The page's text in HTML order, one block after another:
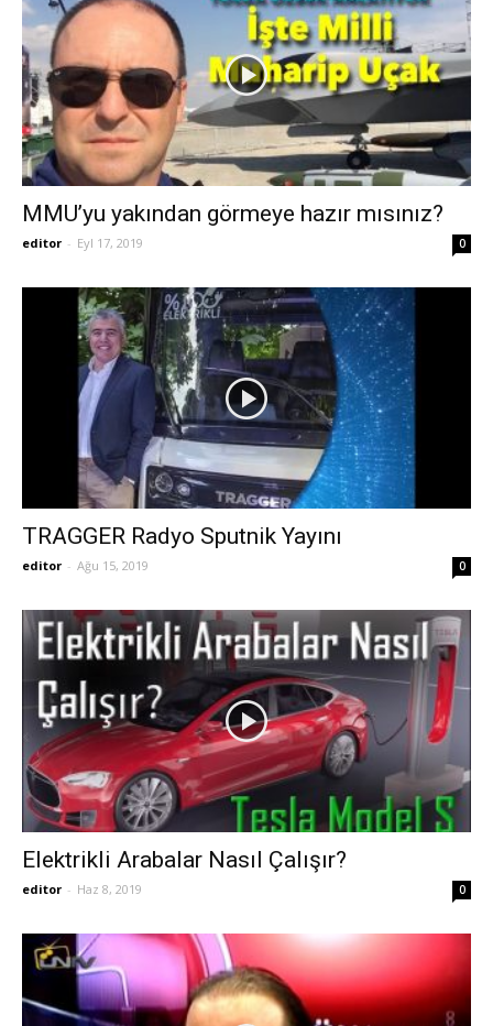
MMU’yu yakından görmeye hazır mısınız?
editor - Eyl 17, 2019 0
TRAGGER Radyo Sputnik Yayını
editor - Ağu 15, 2019 0
Elektrikli Arabalar Nasıl Çalışır?
editor - Haz 8, 2019 0